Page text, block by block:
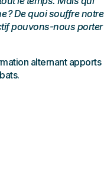
? De quoi souffre notre
pouvons-nous porter
alternant apports